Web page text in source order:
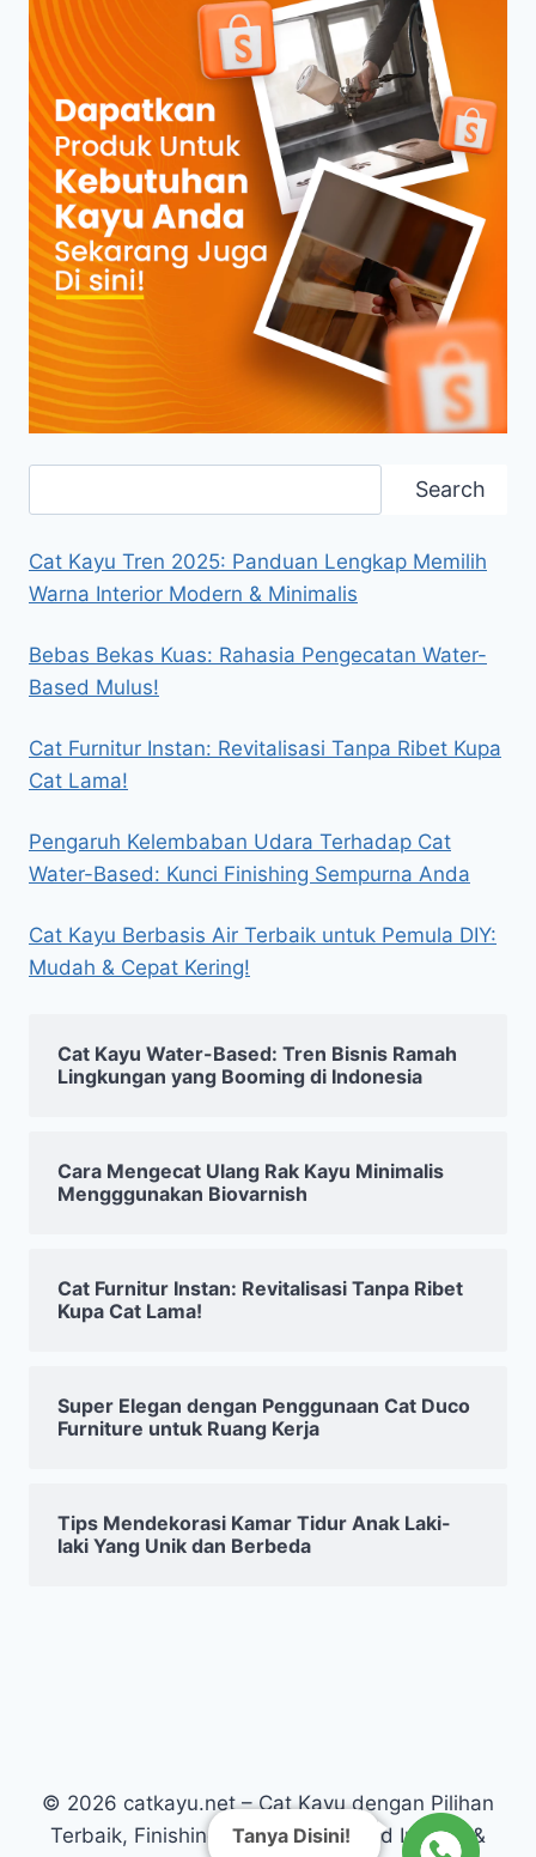
Search
Cat Kayu Tren 2025: Panduan Lengkap Memilih
Warna Interior Modern & Minimalis
Bebas Bekas Kuas: Rahasia Pengecatan Water-
Based Mulus!
Cat Furnitur Instan: Revitalisasi Tanpa Ribet Kupa
Cat Lama!
Pengaruh Kelembaban Udara Terhadap Cat
Water-Based: Kunci Finishing Sempurna Anda
Cat Kayu Berbasis Air Terbaik untuk Pemula DIY:
Mudah & Cepat Kering!
Cat Kayu Water-Based: Tren Bisnis Ramah
Lingkungan yang Booming di Indonesia
Cara Mengecat Ulang Rak Kayu Minimalis
Mengggunakan Biovarnish
Cat Furnitur Instan: Revitalisasi Tanpa Ribet
Kupa Cat Lama!
Super Elegan dengan Penggunaan Cat Duco
Furniture untuk Ruang Kerja
Tips Mendekorasi Kamar Tidur Anak Laki-
laki Yang Unik dan Berbeda
© 2026 catkayu.net – Cat Kayu dengan Pilihan
Terbaik, Finishing Kayu Warna Solid Interior &
Tanya Disini!